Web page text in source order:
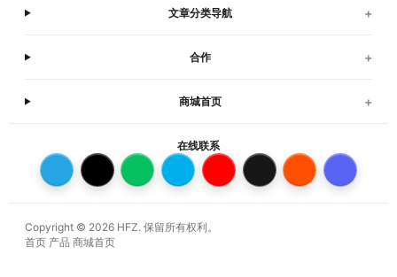
文章分类导航 +
合作 +
商城首页 +
在线联系
Copyright © 2026 HFZ. 保留所有权利。
首页 产品 商城首页